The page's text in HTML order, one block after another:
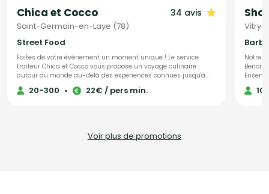
Chica et Cocco 34 avis
Saint-Germain-en-Laye (78)
Street Food
Faites de votre événement un moment unique ! Le service
traiteur Chica et Cocco vous propose un voyage culinaire
autour du monde au-delà des expériences connues jusqu'à
présent. Grâce à leur réseau de cuisiniers de toutes origines,
habitant sur Saint-Germain-en-Laye et ses alentours, Chica
20-300 • 22€ / pers min.
Vitry-
Notre
Benoît
vos
Voir plus de promotions